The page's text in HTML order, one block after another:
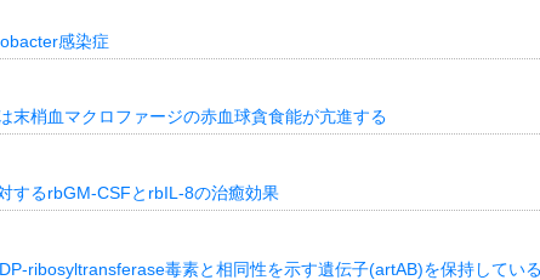
感染症
末梢血マクロファージの赤血球貪食能が亢進する
するrbGM-CSFとrbIL-8の治癒効果
ribosyltransferase毒素と相同性を示す遺伝子(artAB)を保持してい